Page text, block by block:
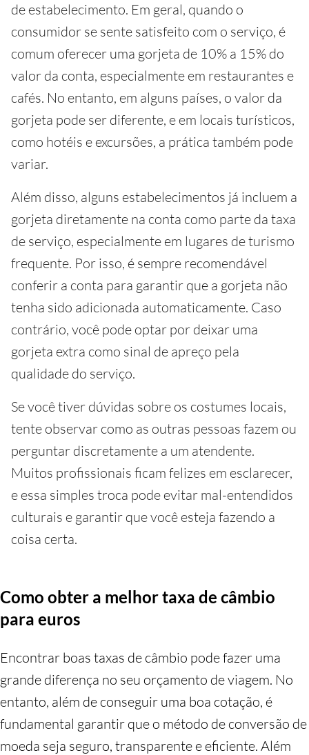
de estabelecimento. Em geral, quando o
consumidor se sente satisfeito com o serviço, é
comum oferecer uma gorjeta de 10% a 15% do
valor da conta, especialmente em restaurantes e
cafés. No entanto, em alguns países, o valor da
gorjeta pode ser diferente, e em locais turísticos,
como hotéis e excursões, a prática também pode
variar.
Além disso, alguns estabelecimentos já incluem a
gorjeta diretamente na conta como parte da taxa
de serviço, especialmente em lugares de turismo
frequente. Por isso, é sempre recomendável
conferir a conta para garantir que a gorjeta não
tenha sido adicionada automaticamente. Caso
contrário, você pode optar por deixar uma
gorjeta extra como sinal de apreço pela
qualidade do serviço.
Se você tiver dúvidas sobre os costumes locais,
tente observar como as outras pessoas fazem ou
perguntar discretamente a um atendente.
Muitos profissionais ficam felizes em esclarecer,
e essa simples troca pode evitar mal-entendidos
culturais e garantir que você esteja fazendo a
coisa certa.
Como obter a melhor taxa de câmbio
para euros
Encontrar boas taxas de câmbio pode fazer uma
grande diferença no seu orçamento de viagem. No
entanto, além de conseguir uma boa cotação, é
fundamental garantir que o método de conversão de
moeda seja seguro, transparente e eficiente. Além